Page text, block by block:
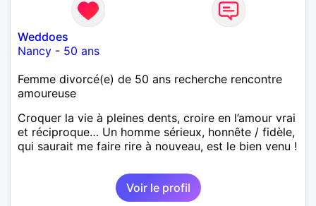
Weddoes
Nancy - 50 ans
Femme divorcé(e) de 50 ans recherche rencontre
amoureuse
Croquer la vie à pleines dents, croire en l’amour vrai
et réciproque… Un homme sérieux, honnête / fidèle,
qui saurait me faire rire à nouveau, est le bien venu !
Voir le profil